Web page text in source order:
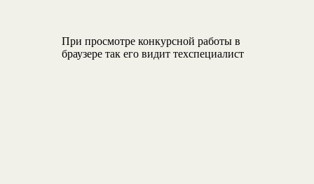
При просмотре конкурсной работы в
браузере так его видит техспециалист